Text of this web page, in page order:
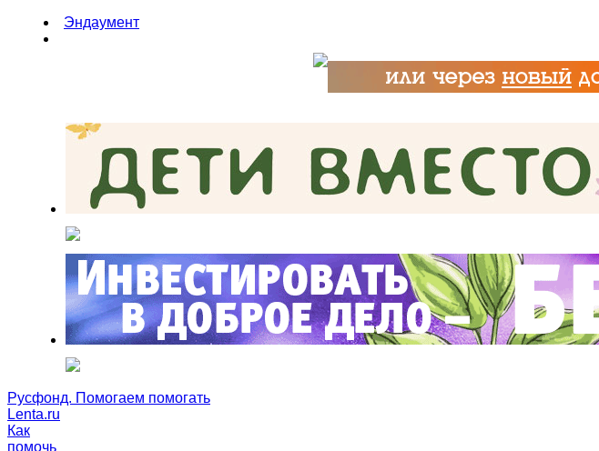
Эндаумент
Русфонд. Помогаем помогать
Lenta.ru
Как
помочь